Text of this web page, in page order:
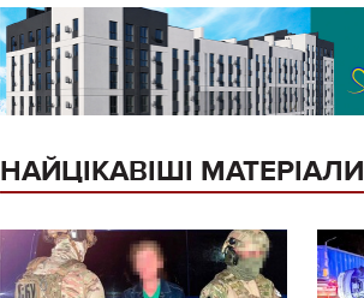
НАЙЦІКАВІШІ МАТЕРІАЛИ